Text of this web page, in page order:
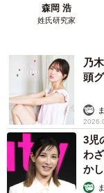
森岡 浩
姓氏研究家
乃
頭
3児
わ
か